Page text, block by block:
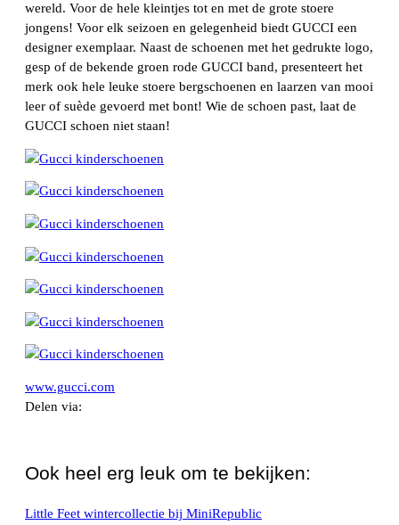
wereld. Voor de hele kleintjes tot en met de grote stoere
jongens! Voor elk seizoen en gelegenheid biedt GUCCI een
designer exemplaar. Naast de schoenen met het gedrukte logo,
gesp of de bekende groen rode GUCCI band, presenteert het
merk ook hele leuke stoere bergschoenen en laarzen van mooi
leer of suède gevoerd met bont! Wie de schoen past, laat de
GUCCI schoen niet staan!
www.gucci.com
Delen via:
Ook heel erg leuk om te bekijken:
Little Feet wintercollectie bij MiniRepublic